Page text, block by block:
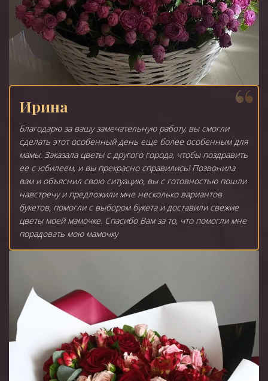
Ирина
Благодарю за вашу замечательную работу, вы смогли
сделать этот особенный день еще более особенным для
мамы. Заказала цветы с другого города, чтобы поздравить
ее с юбилеем, и вы прекрасно справились! Позвонила
вам и объяснил свою ситуацию, вы с готовностью пошли
навстречу и предложили мне несколько вариантов
букетов, помогли с выбором букета и доставили свежие
цветы моей мамочке. Спасибо Вам за то, что помогли мне
порадовать мою мамочку